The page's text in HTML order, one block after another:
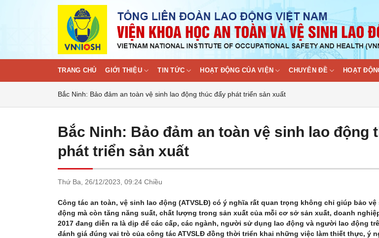
TRANG CHỦ GIỚI THIỆU TIN TỨC HOẠT ĐỘNG CỦA VIỆN CHUYÊN ĐỀ HOẠT
Bắc Ninh: Bảo đảm an toàn vệ sinh lao động thúc đẩy phát triển sản xuất
Bắc Ninh: Bảo đảm an toàn vệ sinh lao động
phát triển sản xuất
Thứ Ba, 26/12/2023, 09:24 Chiều
Công tác an toàn, vệ sinh lao động (ATVSLĐ) có ý nghĩa rất quan trọng không chỉ giúp bảo
động mà còn tăng năng suất, chất lượng trong sản xuất của mỗi cơ sở sản xuất, doanh
2017 đang diễn ra là dịp để các cấp, các ngành, người sử dụng lao động và người lao động
đánh giá đúng vai trò của công tác ATVSLĐ đồng thời triển khai những việc làm thiết thực, ý